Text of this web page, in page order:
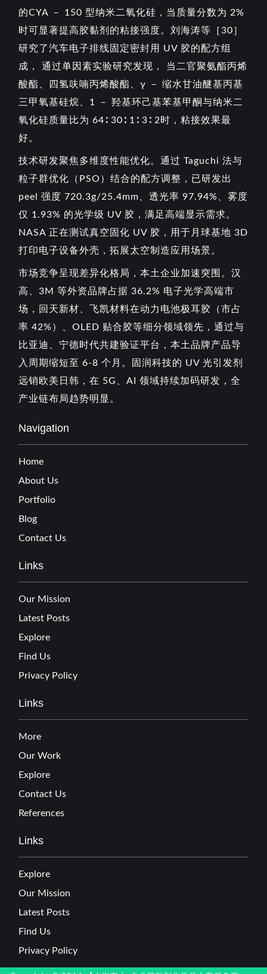
的CYA － 150 型纳米二氧化硅，当质量分数为 2%
时可显著提高胶黏剂的粘接强度。刘海涛等［30］
研究了汽车电子排线固定密封用 UV 胶的配方组
成， 通过单因素实验研究发现， 当二官聚氨酯丙烯
酸酯、四氢呋喃丙烯酸酯、γ － 缩水甘油醚基丙基
三甲氧基硅烷、1 － 羟基环己基苯基甲酮与纳米二
氧化硅质量比为 64∶ 30∶ 1∶ 3∶ 2时，粘接效果最
好。
技术研发聚焦多维度性能优化。通过 Taguchi 法与
粒子群优化（PSO）结合的配方调整，已研发出
peel 强度 720.3g/25.4mm、透光率 97.94%、雾度
仅 1.93% 的光学级 UV 胶，满足高端显示需求。
NASA 正在测试真空固化 UV 胶，用于月球基地 3D
打印电子设备外壳，拓展太空制造应用场景。
市场竞争呈现差异化格局，本土企业加速突围。汉
高、3M 等外资品牌占据 36.2% 电子光学高端市
场，回天新材、飞凯材料在动力电池极耳胶（市占
率 42%）、OLED 贴合胶等细分领域领先，通过与
比亚迪、宁德时代共建验证平台，本土品牌产品导
入周期缩短至 6-8 个月。固润科技的 UV 光引发剂
远销欧美日韩，在 5G、AI 领域持续加码研发，全
产业链布局趋势明显。
Navigation
Home
About Us
Portfolio
Blog
Contact Us
Links
Our Mission
Latest Posts
Explore
Find Us
Privacy Policy
Links
More
Our Work
Explore
Contact Us
References
Links
Explore
Our Mission
Latest Posts
Find Us
Privacy Policy